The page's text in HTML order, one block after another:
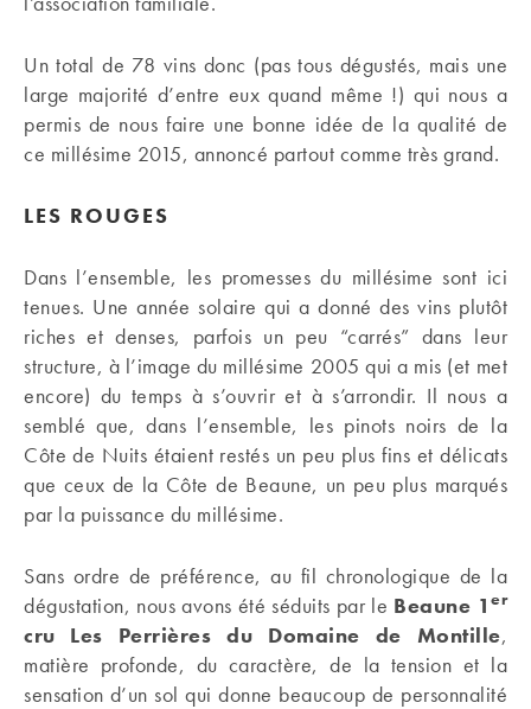
Un total de 78 vins donc (pas tous dégustés, mais une
large majorité d’entre eux quand même !) qui nous a
permis de nous faire une bonne idée de la qualité de
ce millésime 2015, annoncé partout comme très grand.
LES ROUGES
Dans l’ensemble, les promesses du millésime sont ici
tenues. Une année solaire qui a donné des vins plutôt
riches et denses, parfois un peu “carrés” dans leur
structure, à l’image du millésime 2005 qui a mis (et met
encore) du temps à s’ouvrir et à s’arrondir. Il nous a
semblé que, dans l’ensemble, les pinots noirs de la
Côte de Nuits étaient restés un peu plus fins et délicats
que ceux de la Côte de Beaune, un peu plus marqués
par la puissance du millésime.
Sans ordre de préférence, au fil chronologique de la
dégustation, nous avons été séduits par le Beaune 1 er
cru Les Perrières du Domaine de Montille,
matière profonde, du caractère, de la tension et la
sensation d’un sol qui donne beaucoup de personnalité